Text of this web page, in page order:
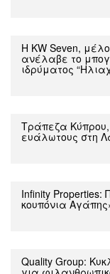
Η KW Seven,
ανέλαβε το
ιδρύματος
Τράπεζα Κύπρου,
ευάλωτους στη
Infinity Properties:
κουπόνια
Quality Group: